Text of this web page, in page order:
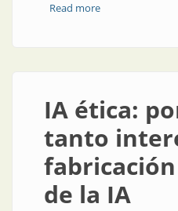
Read moreabout El rol de
IA ética:
tanto
de la IA